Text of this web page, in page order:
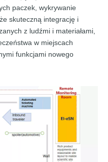
paczek, wykrywanie
skuteczną integrację i
z ludźmi i materiałami,
w miejscach
funkcjami nowego